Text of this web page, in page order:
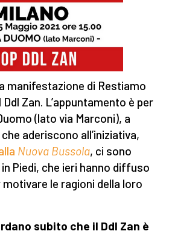
manifestazione di Restiamo
Zan. L’appuntamento è per
(lato via Marconi), a
aderiscono all’iniziativa,
Nuova Bussola, ci sono
Piedi, che ieri hanno diffuso
motivare le ragioni della loro
subito che il Ddl Zan è